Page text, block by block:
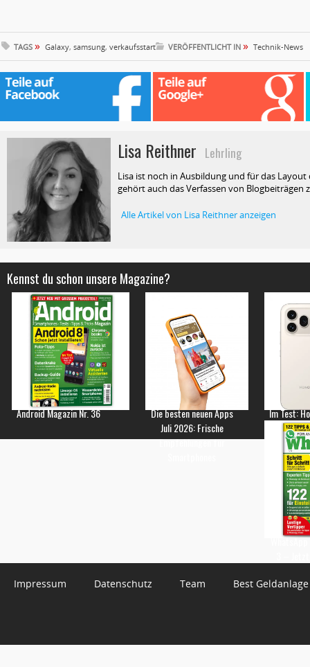
TAGS » Galaxy, samsung, verkaufsstart VERÖFFENTLICHT IN » Technik-News
Lisa Reithner Lehrling
Lisa ist noch in Ausbildung und für das Layout
gehört auch das Verfassen von Blogbeiträgen
Alle Artikel von Lisa Reithner anzeigen
Kennst du schon unsere Magazine?
Android Magazin Nr. 36
Die besten neuen Apps
Juli 2026: Frische
Empfehlungen für
Im Test:
Impressum Datenschutz Team Best Geldanlage